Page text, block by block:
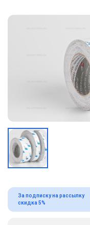
За подписку на рассылку
скидка 5%